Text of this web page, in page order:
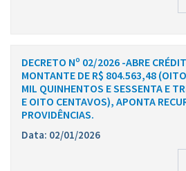
DECRETO Nº 02/2026 -ABRE
MONTANTE DE R$ 804.563,48
MIL QUINHENTOS E SESSENTA E
E OITO CENTAVOS), APONTA
PROVIDÊNCIAS.
Data: 02/01/2026